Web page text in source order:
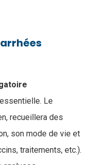
Le
recueillera des
son mode de vie et
traitements, etc.).